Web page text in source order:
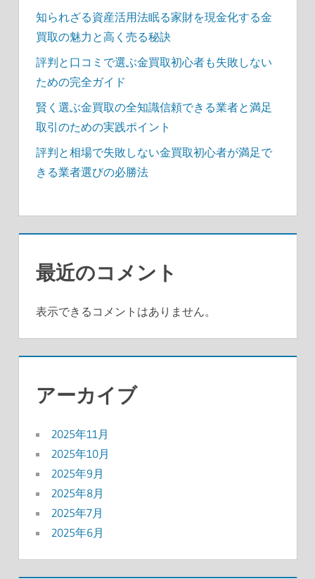
知られざる資産活用法眠る家財を現金化する金
買取の魅力と高く売る秘訣
評判と口コミで選ぶ金買取初心者も失敗しない
ための完全ガイド
賢く選ぶ金買取の全知識信頼できる業者と満足
取引のための実践ポイント
評判と相場で失敗しない金買取初心者が満足で
きる業者選びの必勝法
最近のコメント
表示できるコメントはありません。
アーカイブ
2025年11月
2025年10月
2025年9月
2025年8月
2025年7月
2025年6月